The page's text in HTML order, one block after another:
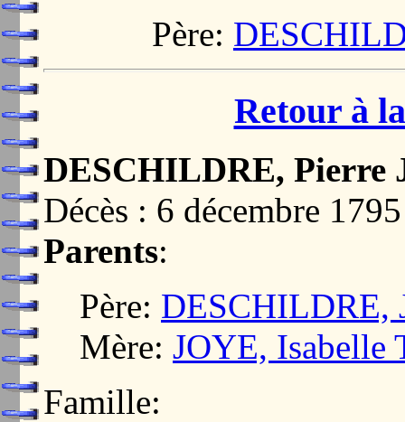
Père:
Retour à
DESCHILDRE, Pierre
Décès : 6 décembre
Parents:
Père: DESCHILDRE,
Mère: JOYE, Isabelle
Famille: